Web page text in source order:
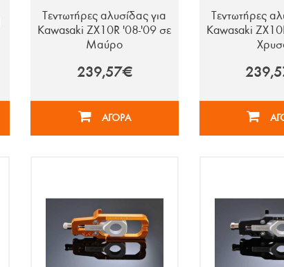
Τεντωτήρες αλυσίδας για
Kawasaki ZX10R '08-'09 σε
Μαύρο
239,57€
ΑΓΟΡΑ
Τεντωτήρες
Kawasaki